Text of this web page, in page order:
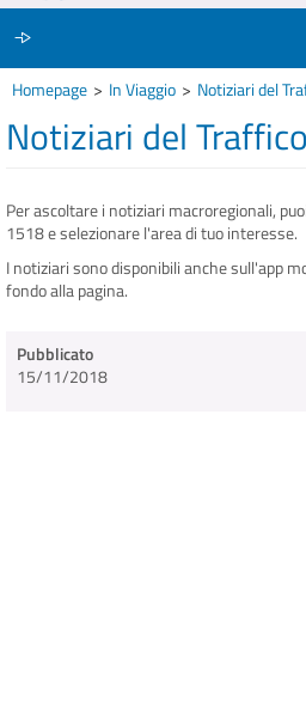
IL CCISS
INFO E MEDIA
IN VIAGGIO
Homepage In Viaggio Notiziari del
Notiziari del Traffico
Per ascoltare i notiziari macroregionali,
1518 e selezionare l'area di tuo interesse.
I notiziari sono disponibili anche sull'app
fondo alla pagina.
Pubblicato
15/11/2018